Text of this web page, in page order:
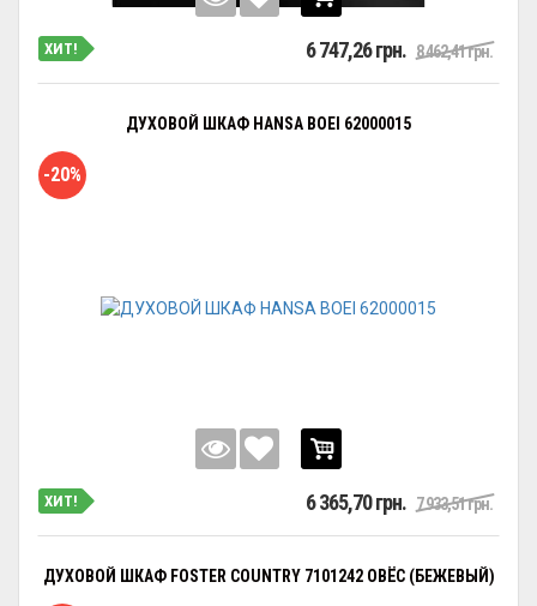
ХИТ! 6 747,26 грн. 8 462,41 грн.
ДУХОВОЙ ШКАФ HANSA BOEI 62000015
-20%
ХИТ! 6 365,70 грн. 7 933,51 грн.
ДУХОВОЙ ШКАФ FOSTER COUNTRY 7101242 ОВЁС (БЕЖЕВЫЙ)